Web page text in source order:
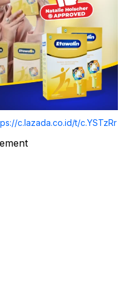
c.lazada.co.id/t/c.YSTzRr